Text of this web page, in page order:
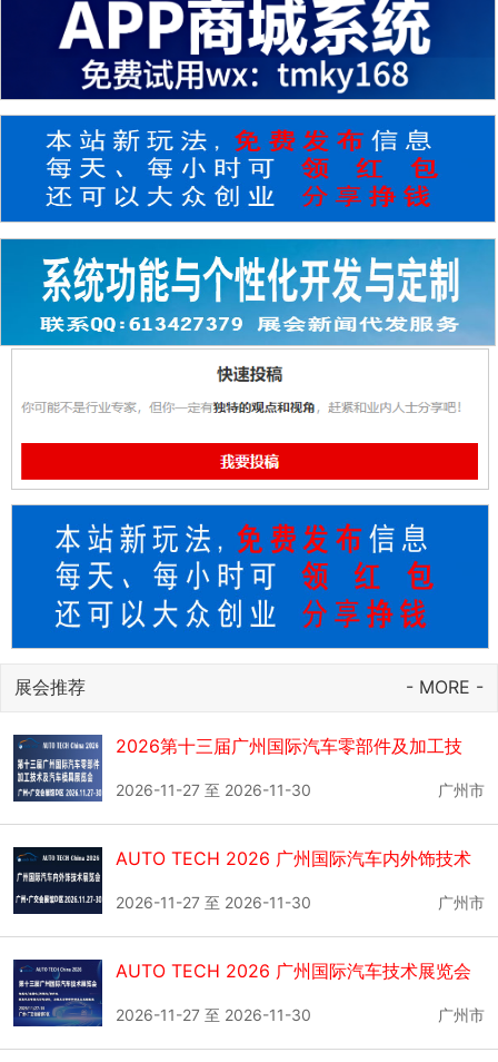
展会推荐 - MORE -
2026第十三届广州国际汽车零部件及加工技
术、汽车模具展览会
广州市
2026-11-27 至 2026-11-30
AUTO TECH 2026 广州国际汽车内外饰技术
展览会
广州市
2026-11-27 至 2026-11-30
AUTO TECH 2026 广州国际汽车技术展览会
广州市
2026-11-27 至 2026-11-30